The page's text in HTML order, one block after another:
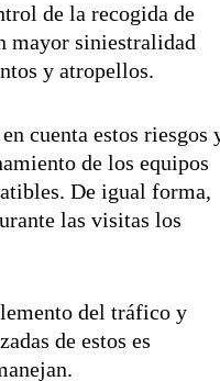
de la recogida de
mayor siniestralidad
y atropellos.
cuenta estos riesgos
de los equipos
De igual forma,
las visitas los
del tráfico y
de estos es